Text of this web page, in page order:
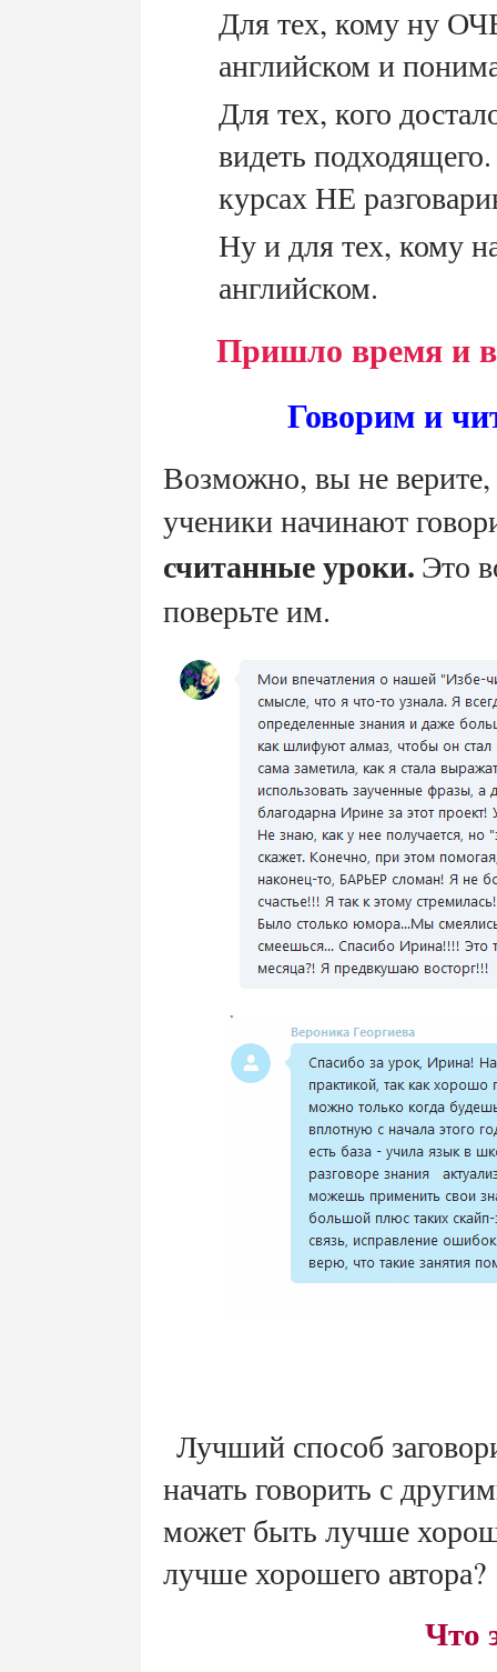
Для тех, кому ну
английском и
Для тех, кого
видеть
курсах НЕ
Ну и для тех, кому
английском.
Пришло время и
Говорим и
Возможно, вы не
ученики начинают
считанные уроки. Это
поверьте им.
Лучший способ
начать говорить с
может быть лучше
лучше хорошего автора?
Что